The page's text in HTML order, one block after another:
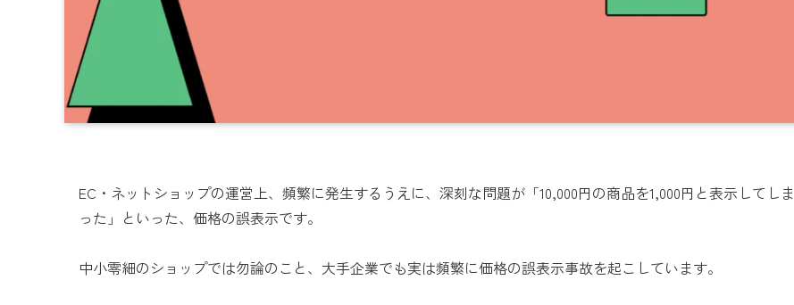
EC・ネットショップの運営上、頻繁に発生するうえに、深刻な問題が「10,000円の商品を1,000円と表示してしま
った」といった、価格の誤表示です。
中小零細のショップでは勿論のこと、大手企業でも実は頻繁に価格の誤表示事故を起こしています。